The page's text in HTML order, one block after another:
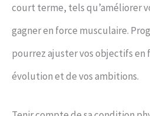
court terme, tels qu’améliorer
gagner en force musculaire.
pourrez ajuster vos objectifs en
évolution et de vos ambitions.